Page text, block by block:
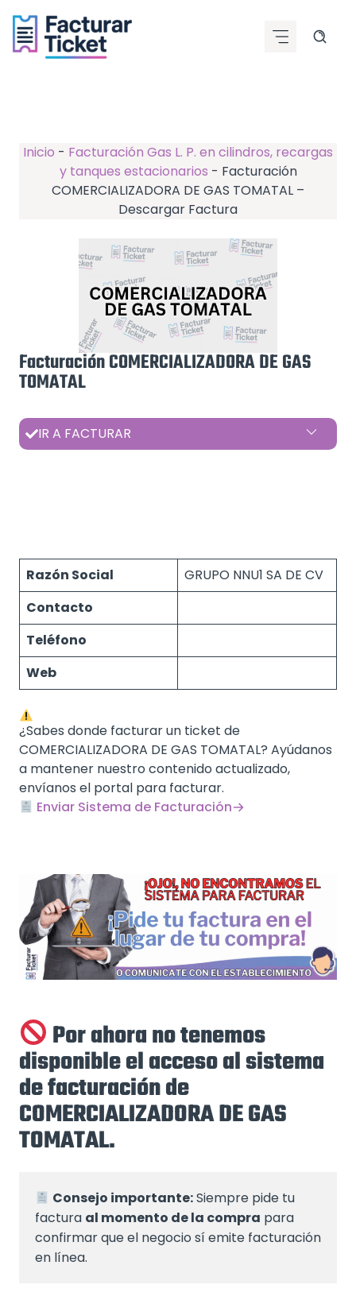
contenido
Inicio - Facturación Gas L. P. en cilindros, recargas
y tanques estacionarios - Facturación
COMERCIALIZADORA DE GAS TOMATAL –
Descargar Factura
Facturación COMERCIALIZADORA DE GAS
TOMATAL
IR A FACTURAR
Razón Social
GRUPO NNU1 SA DE CV
Contacto
Teléfono
Web
¿Sabes donde facturar un ticket de
COMERCIALIZADORA DE GAS TOMATAL? Ayúdanos
a mantener nuestro contenido actualizado,
envíanos el portal para facturar.
Enviar Sistema de Facturación
Por ahora no tenemos
disponible el acceso al sistema
de facturación de
COMERCIALIZADORA DE GAS
TOMATAL.
Consejo importante: Siempre pide tu
factura al momento de la compra para
confirmar que el negocio sí emite facturación
en línea.